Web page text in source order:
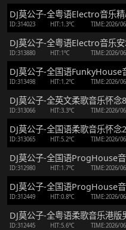
DJ莫公子-全粤语Electro音乐
ID:314023 HIT:1.3℃ TIME:2026/
DJ莫公子-全粤语Electro音乐
ID:313880 HIT:1℃ TIME:2026/
DJ莫公子-全国语FunkyHouse
ID:313498 HIT:1.2℃ TIME:2026/
DJ莫公子-全英文柔歌音乐怀
ID:313066 HIT:3.3℃ TIME:2026/
DJ莫公子-全国语柔歌音乐怀
ID:313065 HIT:5.2℃ TIME:2026/
DJ莫公子-全国语ProgHouse
ID:312980 HIT:1.7℃ TIME:2026/
DJ莫公子-全国语ProgHouse
ID:312449 HIT:0.8℃ TIME:2026/
DJ莫公子-全粤语柔歌音乐港
ID:312445 HIT:5.6℃ TIME:2026/